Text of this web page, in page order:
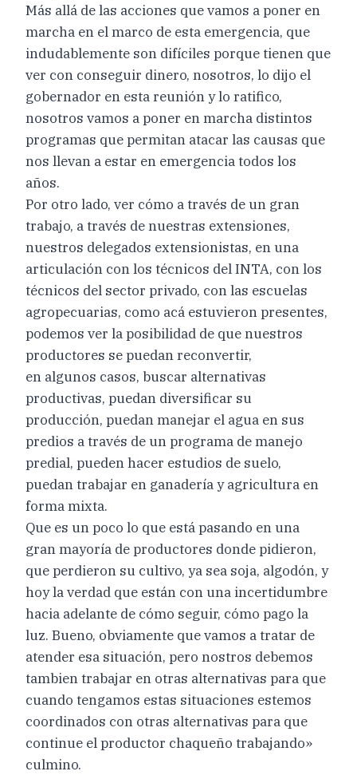
Más allá de las acciones que vamos a poner en
marcha en el marco de esta emergencia, que
indudablemente son difíciles porque tienen que
ver con conseguir dinero, nosotros, lo dijo el
gobernador en esta reunión y lo ratifico,
nosotros vamos a poner en marcha distintos
programas que permitan atacar las causas que
nos llevan a estar en emergencia todos los
años.
Por otro lado, ver cómo a través de un gran
trabajo, a través de nuestras extensiones,
nuestros delegados extensionistas, en una
articulación con los técnicos del INTA, con los
técnicos del sector privado, con las escuelas
agropecuarias, como acá estuvieron presentes,
podemos ver la posibilidad de que nuestros
productores se puedan reconvertir,
en algunos casos, buscar alternativas
productivas, puedan diversificar su
producción, puedan manejar el agua en sus
predios a través de un programa de manejo
predial, pueden hacer estudios de suelo,
puedan trabajar en ganadería y agricultura en
forma mixta.
Que es un poco lo que está pasando en una
gran mayoría de productores donde pidieron,
que perdieron su cultivo, ya sea soja, algodón, y
hoy la verdad que están con una incertidumbre
hacia adelante de cómo seguir, cómo pago la
luz. Bueno, obviamente que vamos a tratar de
atender esa situación, pero nostros debemos
tambien trabajar en otras alternativas para que
cuando tengamos estas situaciones estemos
coordinados con otras alternativas para que
continue el productor chaqueño trabajando»
culmino.